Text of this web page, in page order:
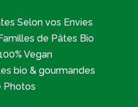
Selon vos Envies
de Pâtes Bio
Vegan
bio & gourmandes
Photos